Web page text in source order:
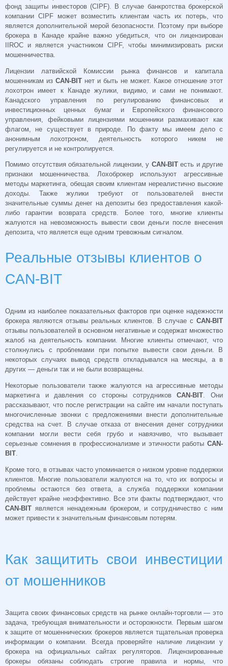
фонд защиты инвесторов (CIPF). В случае банкротства брокерской
компании CIPF может возместить клиентам часть их потерь, что
является дополнительной мерой безопасности. Поэтому при выборе
брокера в Канаде крайне важно убедиться, что он лицензирован
IIROC и является участником CIPF, чтобы минимизировать риски
мошенничества.
Лицензии латвийской Комиссии рынка финансов и капитала
мошенникам из CAN-BIT нет и быть не может. Какое отношение этот
лохотрон имеет к Канаде жулики, видимо, и сами не понимают.
Канадского управления по регулированию финансовых и
инвестиционных ценных бумаг и Европейского финансового
управления, фейковыми лицензиями мошенники размахивают как
флагом, не существует в природе. По факту мы имеем дело с
анонимным лохотроном, деятельность которого никем не
регулируется и не контролируется.
Помимо отсутствия обязательной лицензии, у CAN-BITесть и другие
признаки мошенничества. Лохоброкер используют агрессивные
методы маркетинга, обещая своим клиентам нереалистично высокие
доходы. Также жулики требуют от пользователей внести
значительные суммы денег на депозиты без предоставления какой-
либо гарантии возврата средств. Более того, многие клиенты
жалуются на невозможность вывести свои деньги после внесения
депозита, что является еще одним тревожным сигналом.
Реальные отзывы клиентов о
CAN-BIT
Одним из наиболее показательных факторов при оценке надежности
брокера являются отзывы реальных клиентов. В случае с CAN-BIT
отзывы пользователей в основном негативные и содержат множество
жалоб на деятельность компании. Многие клиенты отмечают, что
столкнулись с проблемами при попытке вывести свои деньги. В
некоторых случаях вывод средств откладывался на месяцы, а в
других — деньги так и не были возвращены.
Некоторые пользователи также жалуются на агрессивные методы
маркетинга и давления со стороны сотрудниковCAN-BIT . Они
рассказывают, что после регистрации на сайте им начали поступать
многочисленные звонки с предложениями внести дополнительные
средства на счет. В случае отказа от внесения денег сотрудники
компании могли вести себя грубо и навязчиво, что вызывает
серьезные сомнения в профессионализме и этичности работы CAN-
BIT
Кроме того, в отзывах часто упоминается о низком уровне поддержки
клиентов. Многие пользователи жалуются на то, что их вопросы и
проблемы остаются без ответа, а служба поддержки компании
действует крайне неэффективно. Все эти факты подтверждают, что
CAN-BIT является ненадежным брокером, и сотрудничество с ним
может привести к значительным финансовым потерям.
Как защитить свои инвестиции
от мошенников
Защита своих финансовых средств на рынке онлайн-торговли — это
задача, требующая внимательности и осторожности. Первым шагом
к защите от мошеннических брокеров является тщательная проверка
информации о компании. Всегда проверяйте наличие лицензии у
брокера на официальных сайтах регуляторов. Лицензированные
брокеры обязаны соблюдать строгие правила и нормы, что